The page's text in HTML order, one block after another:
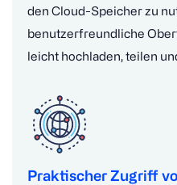
den Cloud-Speicher zu
benutzerfreundliche
leicht hochladen, teilen
Praktischer Zugriff